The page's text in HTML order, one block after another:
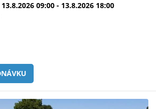
13.8.2026 09:00 - 13.8.2026 18:00